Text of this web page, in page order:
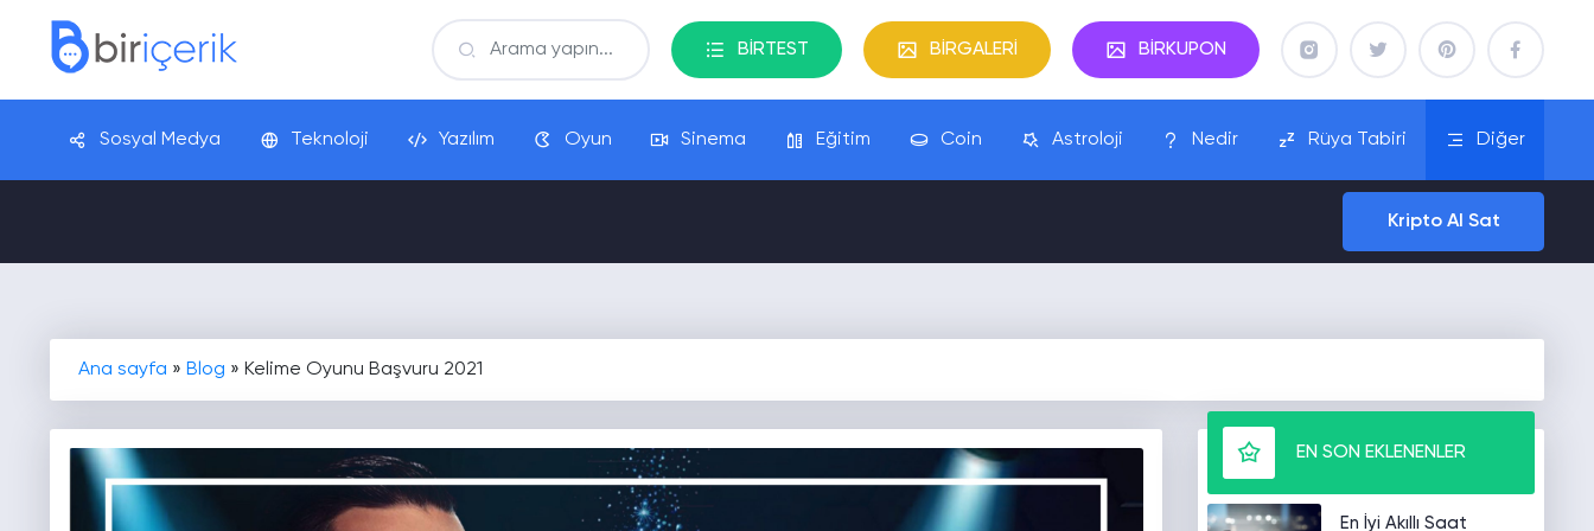
BİRTEST BİRGALERİ BİRKUPON
Sosyal Medya Teknoloji Yazılım Oyun Sinema Eğitim Coin Astroloji Nedir Rüya Tabiri Diğer
Kripto Al Sat
Ana sayfa » Blog » Kelime Oyunu Başvuru 2021
EN SON EKLENENLER
En İyi Akıllı Saat